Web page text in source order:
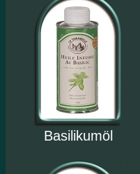
Basilikumöl